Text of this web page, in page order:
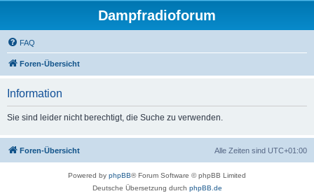
Dampfradioforum
FAQ
Foren-Übersicht
Information
Sie sind leider nicht berechtigt, die Suche zu verwenden.
Foren-Übersicht Alle Zeiten sind UTC+01:00
Powered by phpBB® Forum Software © phpBB Limited
Deutsche Übersetzung durch phpBB.de